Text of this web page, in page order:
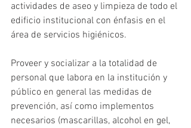
actividades de aseo y limpieza de todo el
edificio institucional con énfasis en el
área de servicios higiénicos.
Proveer y socializar a la totalidad de
personal que labora en la institución y
público en general las medidas de
prevención, así como implementos
necesarios (mascarillas, alcohol en gel,